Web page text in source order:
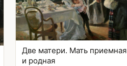
Две матери. Мать приемная
и родная